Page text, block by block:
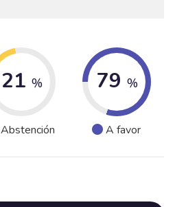
21 %
Abstención
79 %
A favor